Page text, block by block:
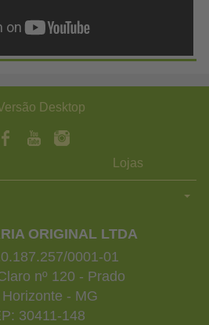
Desktop
Lojas
ORIGINAL LTDA
0001-01
nº 120 - Prado
- MG
30411-148